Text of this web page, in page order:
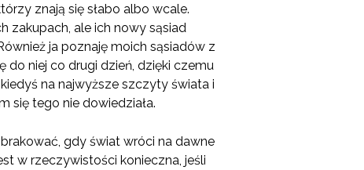
znają się słabo albo wcale.
zakupach, ale ich nowy sąsiad
ja poznaję moich sąsiadów z
do niej co drugi dzień, dzięki czemu
na najwyższe szczyty świata i
się tego nie dowiedziała.
gdy świat wróci na dawne
w rzeczywistości konieczna, jeśli